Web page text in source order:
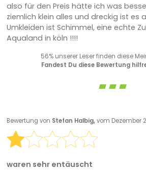
also für den Preis hätte ich was
ziemlich klein alles und dreckig ist es
Umkleiden ist Schimmel, eine echte
Aqualand in köln !!!!
56% unserer Leser finden diese
Fandest Du diese Bewertung
Bewertung von Stefan Halbig,vom Dezember
waren sehr entäuscht